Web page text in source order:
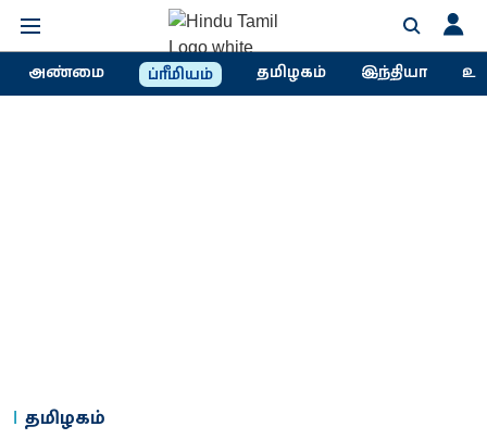
அண்மை ப்ரீமியம் தமிழகம் இந்தியா
தமிழகம்